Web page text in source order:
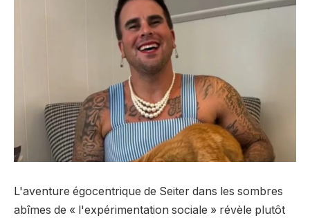
L'aventure égocentrique de Seiter dans les sombres
abîmes de « l'expérimentation sociale » révèle plutôt